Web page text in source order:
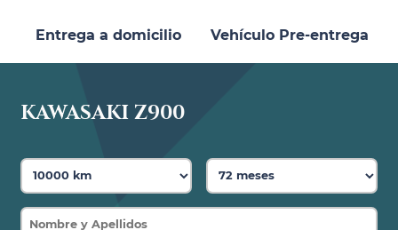
Entrega a domicilio Vehículo Pre-entrega
KAWASAKI Z900